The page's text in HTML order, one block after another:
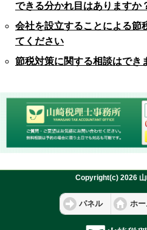
できる分かれ目はありますか
会社を設立することによる節
てください
節税対策に関する相談はでき
Copyright(c) 2026 山
パネル ホ